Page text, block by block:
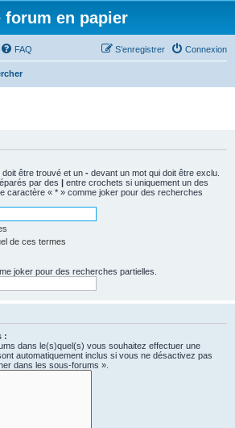
forum en papier
FAQ Connexion
S’enregistrer
être trouvé et un - devant un mot qui doit être exclu.
par des | entre crochets si uniquement un des
caractère « * » comme joker pour des recherches
de ces termes
joker pour des recherches partielles.
:
dans le(s)quel(s) vous souhaitez effectuer une
automatiquement inclus si vous ne désactivez pas
dans les sous-forums ».